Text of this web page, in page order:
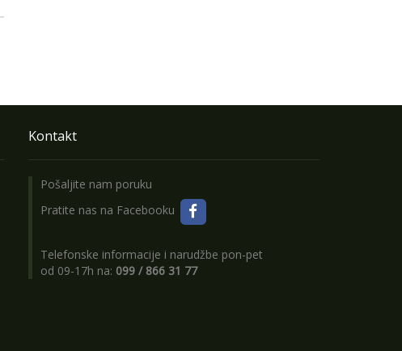
Kontakt
Pošaljite nam poruku
Pratite nas na Facebooku
Telefonske informacije i narudžbe pon-pet
od 09-17h na: 099 / 866 31 77